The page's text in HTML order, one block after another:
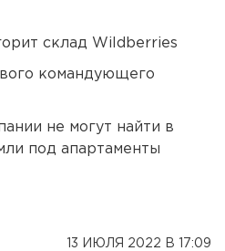
склад Wildberries
командующего
не могут найти в
под апартаменты
13 ИЮЛЯ 2022 В 17:09